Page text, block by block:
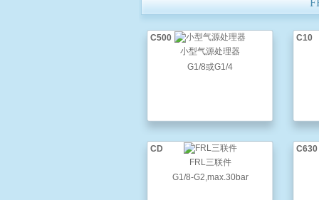
C500
小型气源处理器
G1/8或G1/4
C10
CD
FRL三联件
G1/8-G2,max.30bar
C630